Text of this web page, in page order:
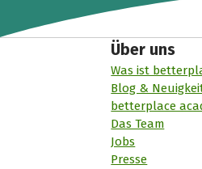
Über uns
Was ist
Blog &
betterplace
Das Team
Jobs
Presse